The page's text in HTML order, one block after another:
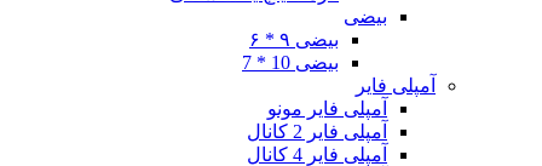
بیضی
بیضی ۹ * ۶
بیضی 10 * 7
آمپلی فایر
آمپلی فایر مونو
آمپلی فایر 2 کانال
آمپلی فایر 4 کانال